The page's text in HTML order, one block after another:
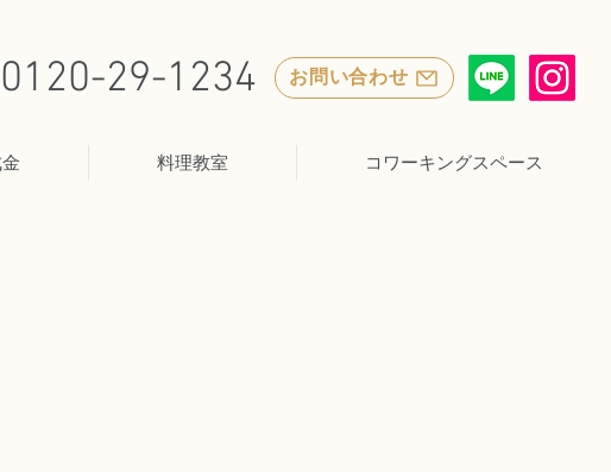
0120-29-1234 お問い合わせ
料理教室 コワーキングスペース